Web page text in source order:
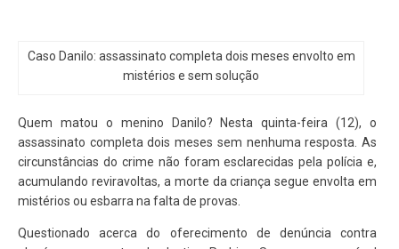
Caso Danilo: assassinato completa dois meses envolto em
mistérios e sem solução
Quem matou o menino Danilo? Nesta quinta-feira (12), o
assassinato completa dois meses sem nenhuma resposta. As
circunstâncias do crime não foram esclarecidas pela polícia e,
acumulando reviravoltas, a morte da criança segue envolta em
mistérios ou esbarra na falta de provas.
Questionado acerca do oferecimento de denúncia contra